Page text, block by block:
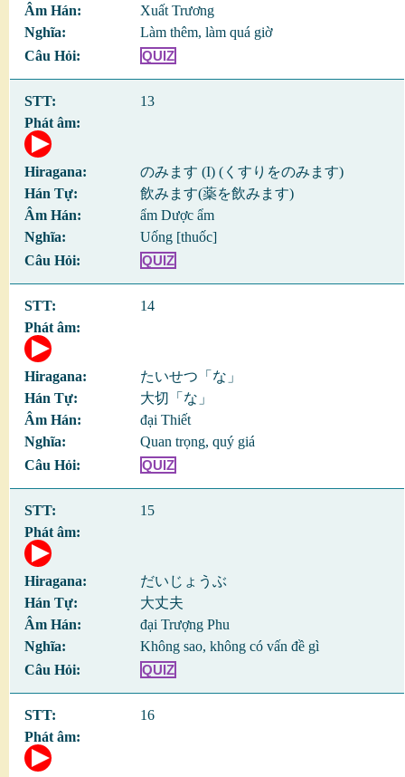
Xuất Trương
Làm thêm, làm quá giờ
QUIZ
13
のみます (I) (くすりをのみます)
飲みます(薬を飲みます)
ẩm Dược ẩm
Uống [thuốc]
QUIZ
14
たいせつ「な」
大切「な」
đại Thiết
Quan trọng, quý giá
QUIZ
15
だいじょうぶ
大丈夫
đại Trượng Phu
Không sao, không có vấn đề gì
QUIZ
16